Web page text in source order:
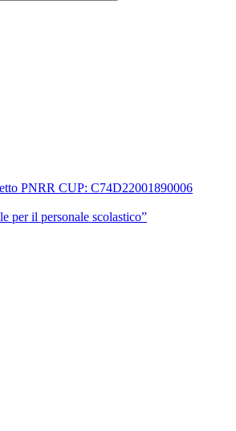
PNRR CUP: C74D22001890006
per il personale scolastico”